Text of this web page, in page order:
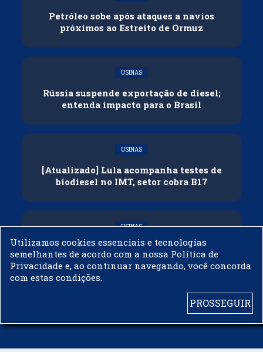
Petróleo sobe após ataques a navios
próximos ao Estreito de Ormuz
USINAS
Rússia suspende exportação de diesel;
entenda impacto para o Brasil
USINAS
[Atualizado] Lula acompanha testes de
biodiesel no IMT, setor cobra B17
USINAS
Governo adia reunião sobre mistura de
etanol na gasolina
Utilizamos cookies essenciais e tecnologias
semelhantes de acordo com a nossa Política de
Privacidade e, ao continuar navegando, você concorda
com estas condições.
PROSSEGUIR